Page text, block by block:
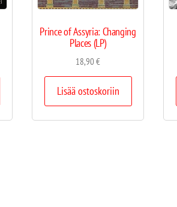
Prince of Assyria: Changing
Places (LP)
18,90€
Lisää ostoskoriin